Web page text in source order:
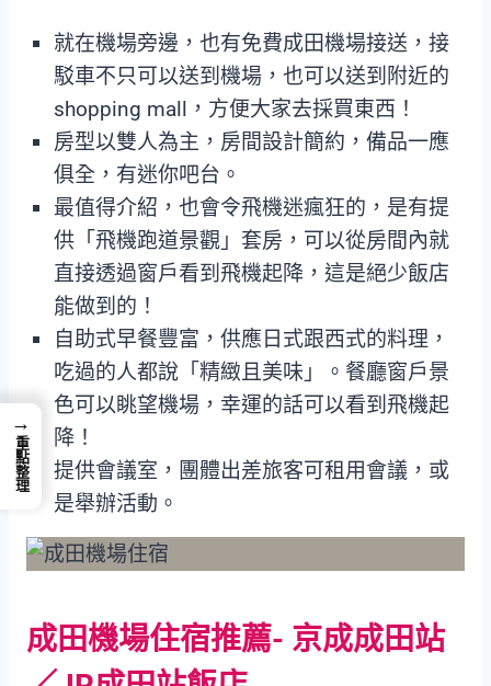
就在機場旁邊，也有免費成田機場接送，接
駁車不只可以送到機場，也可以送到附近的
shopping mall，方便大家去採買東西！
房型以雙人為主，房間設計簡約，備品一應
俱全，有迷你吧台。
最值得介紹，也會令飛機迷瘋狂的，是有提
供「飛機跑道景觀」套房，可以從房間內就
直接透過窗戶看到飛機起降，這是絕少飯店
能做到的！
自助式早餐豐富，供應日式跟西式的料理，
吃過的人都說「精緻且美味」。餐廳窗戶景
色可以眺望機場，幸運的話可以看到飛機起
降！
提供會議室，團體出差旅客可租用會議，或
是舉辦活動。
成田機場住宿推薦- 京成成田站
→
重點整理